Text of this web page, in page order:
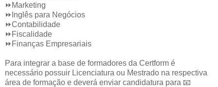
⏩Marketing
⏩Inglês para Negócios
⏩Contabilidade
⏩Fiscalidade
⏩Finanças Empresariais
Para integrar a base de formadores da Certform é
necessário possuir Licenciatura ou Mestrado na respectiva
área de formação e deverá enviar candidatura para 📧